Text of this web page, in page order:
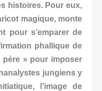
histoires. Pour eux,
magique, monte
pour s’emparer de
phallique de
père » pour imposer
jungiens y
l’image de